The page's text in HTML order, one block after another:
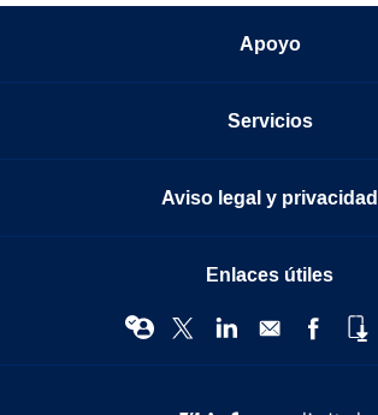
Apoyo
Servicios
Aviso legal y privacidad
Enlaces útiles